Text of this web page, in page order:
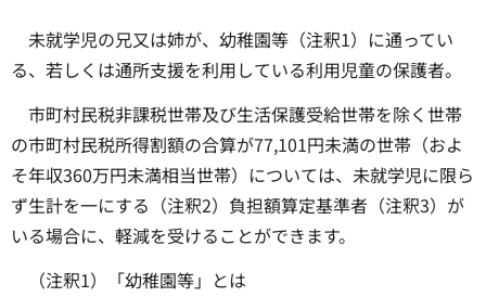
未就学児の兄又は姉が、幼稚園等（注釈1）に通ってい
る、若しくは通所支援を利用している利用児童の保護者。
市町村民税非課税世帯及び生活保護受給世帯を除く世帯
の市町村民税所得割額の合算が77,101円未満の世帯（およ
そ年収360万円未満相当世帯）については、未就学児に限ら
ず生計を一にする（注釈2）負担額算定基準者（注釈3）が
いる場合に、軽減を受けることができます。
（注釈1）「幼稚園等」とは